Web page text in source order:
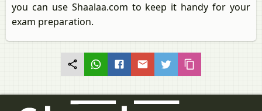
you can use Shaalaa.com to keep it handy for your
exam preparation.